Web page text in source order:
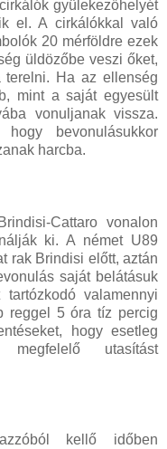
gyülekezőhelyét
el. A cirkálókkal való
20 mérföldre ezek
üldözőbe veszi őket,
terelni. Ha az ellenség
mint a saját egyesült
vonuljanak vissza.
hogy bevonulásukkor
harcba.
Cattaro vonalon
ki. A német U89
rak Brindisi előtt, aztán
saját belátásuk
valamennyi
reggel 5 óra tíz percig
hogy esetleg
utasítást
kellő időben